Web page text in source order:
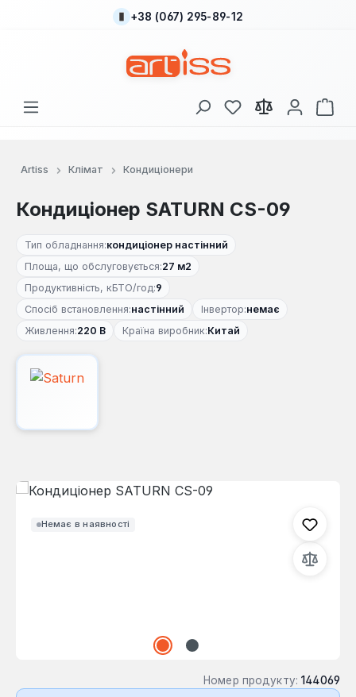
Перейти до основного вмісту
+38 (067) 295-89-12
У вас є 0 у списку
Artiss Клімат Кондиціонери
Кондиціонер SATURN CS-09
Тип обладнання:кондиціонер настінний
Площа, що обслуговується:27 м2
Продуктивність, кБТО/год:9
Спосіб встановлення:настінний Інвертор:немає
Живлення:220 В Країна виробник:Китай
Немає в наявності
Пропустити галерею зображень
Номер продукту: 144069